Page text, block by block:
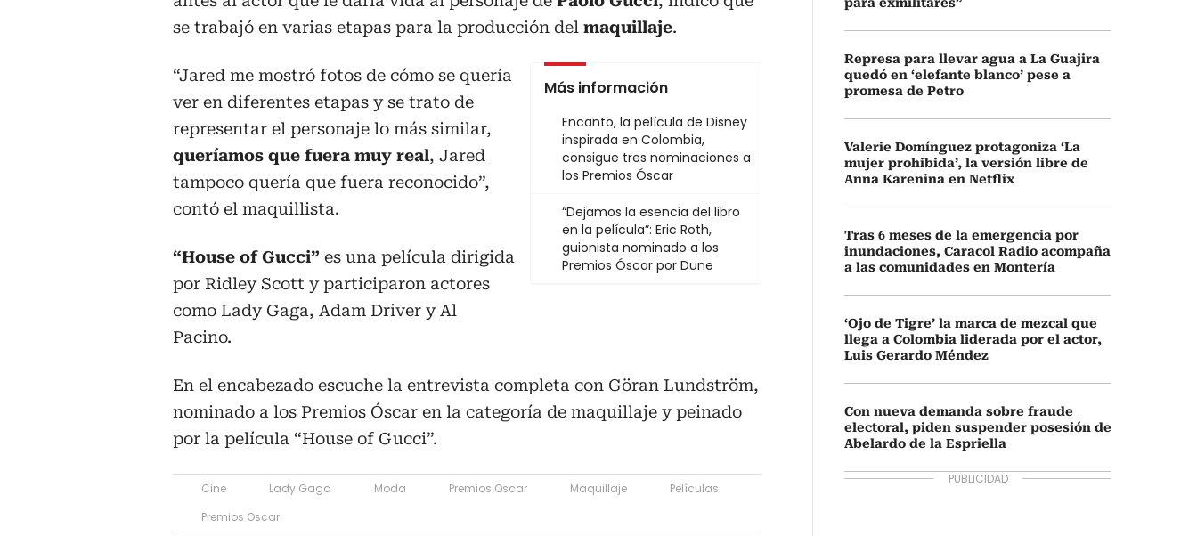
se trabajó en varias etapas para la producción del maquillaje.
Más información
Encanto, la película de Disney
inspirada en Colombia,
consigue tres nominaciones a
los Premios Óscar
“Dejamos la esencia del libro
en la película”: Eric Roth,
guionista nominado a los
Premios Óscar por Dune
“Jared me mostró fotos de cómo se quería
ver en diferentes etapas y se trato de
representar el personaje lo más similar,
queríamos que fuera muy real, Jared
tampoco quería que fuera reconocido”,
contó el maquillista.
“House of Gucci” es una película dirigida
por Ridley Scott y participaron actores
como Lady Gaga, Adam Driver y Al
Pacino.
En el encabezado escuche la entrevista completa con Göran Lundström,
nominado a los Premios Óscar en la categoría de maquillaje y peinado
por la película “House of Gucci”.
Cine Lady Gaga Moda Premios Oscar Maquillaje
Películas
Premios Oscar
Represa para llevar agua a La Guajira
quedó en ‘elefante blanco’ pese a
promesa de Petro
Valerie Domínguez protagoniza ‘La
mujer prohibida’, la versión libre de
Anna Karenina en Netflix
Tras 6 meses de la emergencia por
inundaciones, Caracol Radio acompaña
a las comunidades en Montería
‘Ojo de Tigre’ la marca de mezcal que
llega a Colombia liderada por el actor,
Luis Gerardo Méndez
Con nueva demanda sobre fraude
electoral, piden suspender posesión de
Abelardo de la Espriella